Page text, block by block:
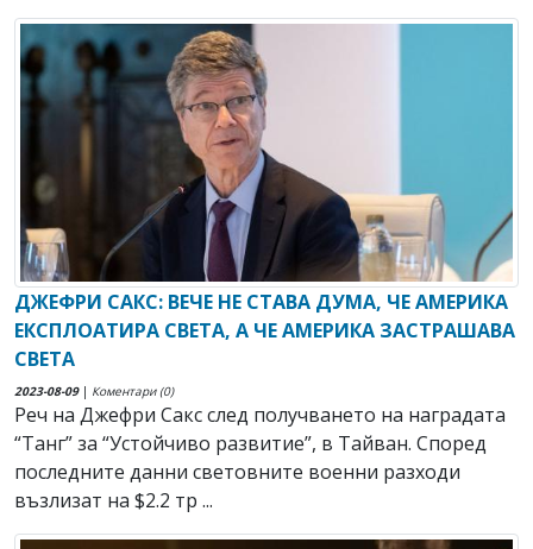
ДЖЕФРИ САКС: ВЕЧЕ НЕ СТАВА ДУМА, ЧЕ АМЕРИКА
ЕКСПЛОАТИРА СВЕТА, А ЧЕ АМЕРИКА ЗАСТРАШАВА
СВЕТА
2023-08-09| Коментари (0)
Реч на Джефри Сакс след получването на наградата
“Танг” за “Устойчиво развитие”, в Тайван. Според
последните данни световните военни разходи
възлизат на $2.2 тр ...